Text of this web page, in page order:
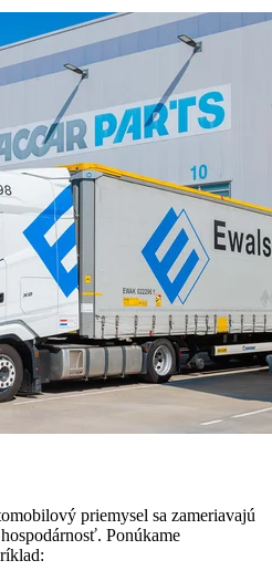
priemysel sa zameriavajú
Ponúkame